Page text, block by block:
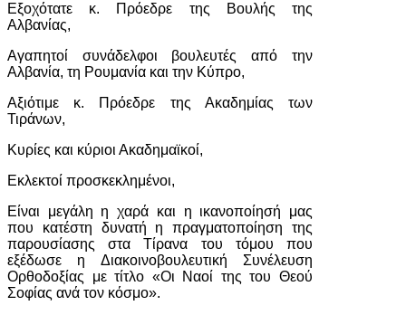
Εξοχότατε κ. Πρόεδρε της Βουλής της
Αλβανίας,
Αγαπητοί συνάδελφοι βουλευτές από την
Αλβανία, τη Ρουμανία και την Κύπρο,
Αξιότιμε κ. Πρόεδρε της Ακαδημίας των
Τιράνων,
Κυρίες και κύριοι Ακαδημαϊκοί,
Εκλεκτοί προσκεκλημένοι,
Είναι μεγάλη η χαρά και η ικανοποίησή μας
που κατέστη δυνατή η πραγματοποίηση της
παρουσίασης στα Τίρανα του τόμου που
εξέδωσε η Διακοινοβουλευτική Συνέλευση
Ορθοδοξίας με τίτλο «Οι Ναοί της του Θεού
Σοφίας ανά τον κόσμο».